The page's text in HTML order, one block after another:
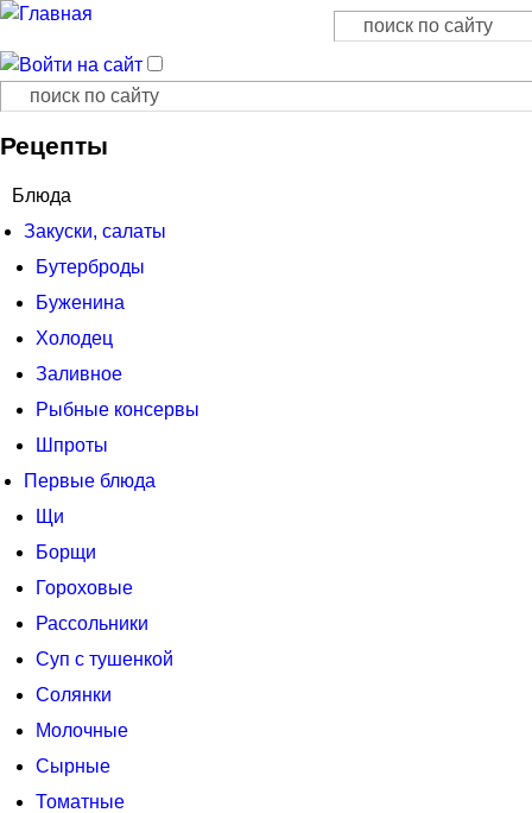
Форма поиска
Поиск
Форма поиска
Поиск
Рецепты
Блюда
Закуски, салаты
Бутерброды
Буженина
Холодец
Заливное
Рыбные консервы
Шпроты
Первые блюда
Щи
Борщи
Гороховые
Рассольники
Суп с тушенкой
Солянки
Молочные
Сырные
Томатные